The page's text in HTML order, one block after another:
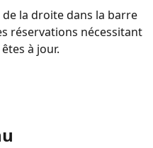
la droite dans la barre
réservations nécessitant
à jour.